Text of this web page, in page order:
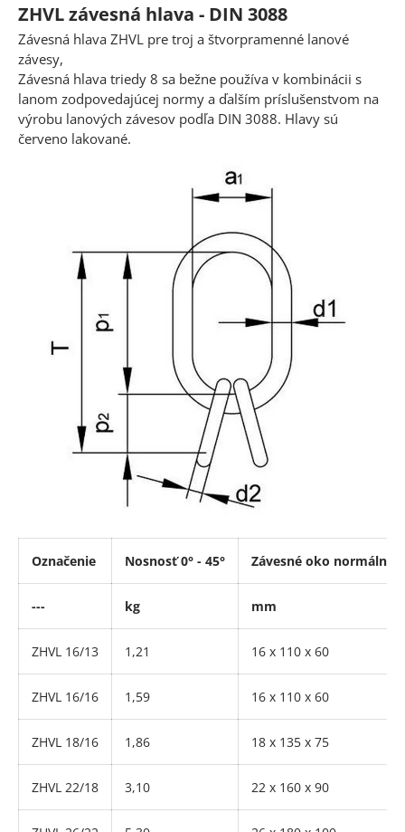
ZHVL závesná hlava - DIN 3088
Závesná hlava ZHVL pre troj a štvorpramenné lanové
závesy,
Závesná hlava triedy 8 sa bežne používa v kombinácii s
lanom zodpovedajúcej normy a ďalším príslušenstvom na
výrobu lanových závesov podľa DIN 3088. Hlavy sú
červeno lakované.
Označenie Nosnosť 0° - 45° Závesné oko normálne
--- kg mm
ZHVL 16/13 1,21 16 x 110 x 60
ZHVL 16/16 1,59 16 x 110 x 60
ZHVL 18/16 1,86 18 x 135 x 75
ZHVL 22/18 3,10 22 x 160 x 90